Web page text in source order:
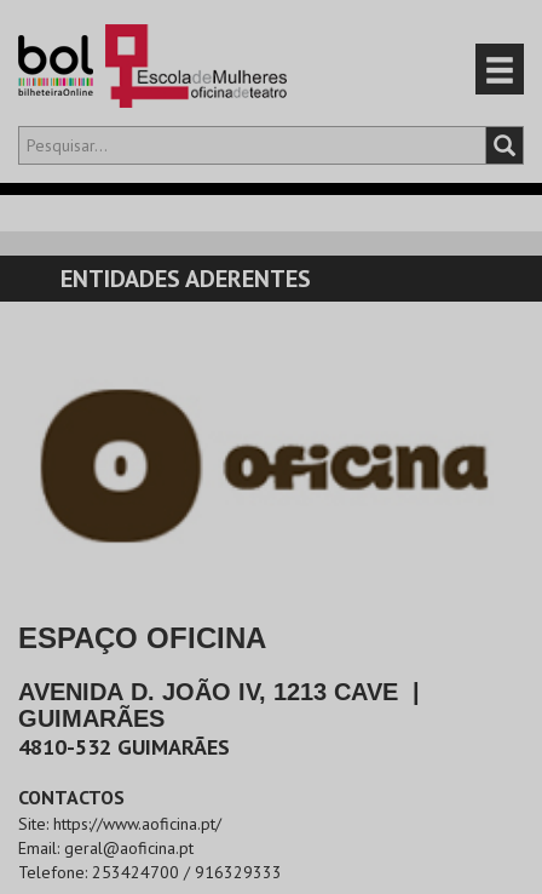
Olá,iniciar sessão
CARRINHO
EVENTOS
PRODUTOS
ENTIDADES ADERENTES
ESPAÇO OFICINA
AVENIDA D. JOÃO IV, 1213 CAVE
GUIMARÃES
4810-532 GUIMARÃES
CONTACTOS
Site: https://www.aoficina.pt/
Email: geral@aoficina.pt
Telefone: 253424700 / 916329333